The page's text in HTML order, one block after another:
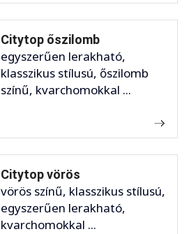
Citytop őszilomb
egyszerűen lerakható,
klasszikus stílusú, őszilomb
színű, kvarchomokkal ...
Citytop vörös
vörös színű, klasszikus stílusú,
egyszerűen lerakható,
kvarchomokkal ...